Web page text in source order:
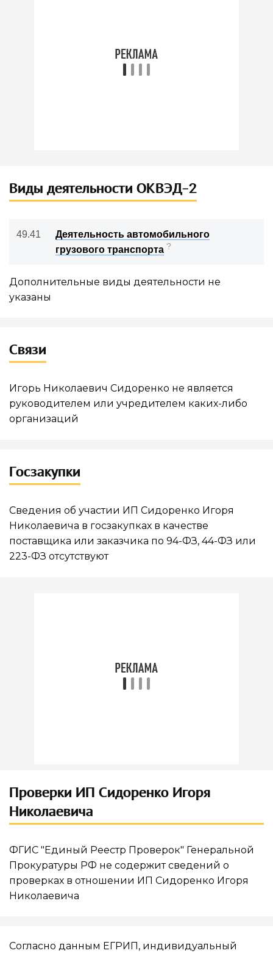
Виды деятельности ОКВЭД-2
49.41
Деятельность автомобильного
грузового транспорта ?
Дополнительные виды деятельности не
указаны
Связи
Игорь Николаевич Сидоренко не является
руководителем или учредителем каких-либо
организаций
Госзакупки
Сведения об участии ИП Сидоренко Игоря
Николаевича в госзакупках в качестве
поставщика или заказчика по 94-ФЗ, 44-ФЗ или
223-ФЗ отсутствуют
Проверки ИП Сидоренко Игоря
Николаевича
ФГИС "Единый Реестр Проверок" Генеральной
Прокуратуры РФ не содержит сведений о
проверках в отношении ИП Сидоренко Игоря
Николаевича
Согласно данным ЕГРИП, индивидуальный